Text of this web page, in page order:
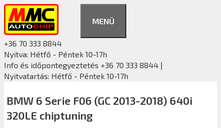
Kilépés
tartalomba
MENÜ
+36 70 333 8844
Nyitva: Hétfő - Péntek 10-17h
Info és időpontegyeztetés +36 70 333 8844 |
Nyitvatartás: Hétfő - Péntek 10-17h
BMW 6 Serie F06 (GC 2013-2018) 640i
320LE chiptuning